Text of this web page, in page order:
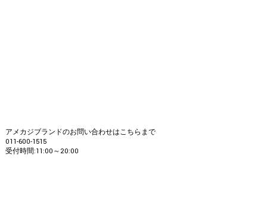
アメカジブランドのお問い合わせはこちらまで
011-600-1515
受付時間:11:00～20:00